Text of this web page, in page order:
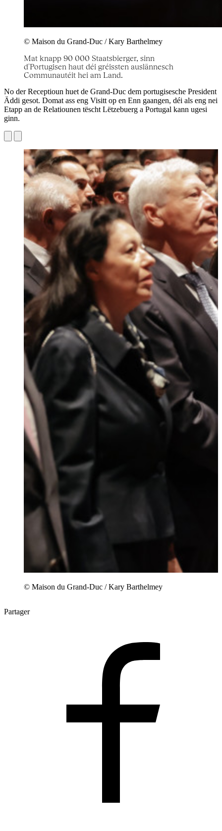
© Maison du Grand-Duc / Kary Barthelmey
Mat knapp 90 000 Staatsbierger, sinn
d'Portugisen haut déi gréissten auslännesch
Communautéit hei am Land.
No der Receptioun huet de Grand-Duc dem portugisesche President
Äddi gesot. Domat ass eng Visitt op en Enn gaangen, déi als eng nei
Etapp an de Relatiounen tëscht Lëtzebuerg a Portugal kann ugesi
ginn.
© Maison du Grand-Duc / Kary Barthelmey
Partager